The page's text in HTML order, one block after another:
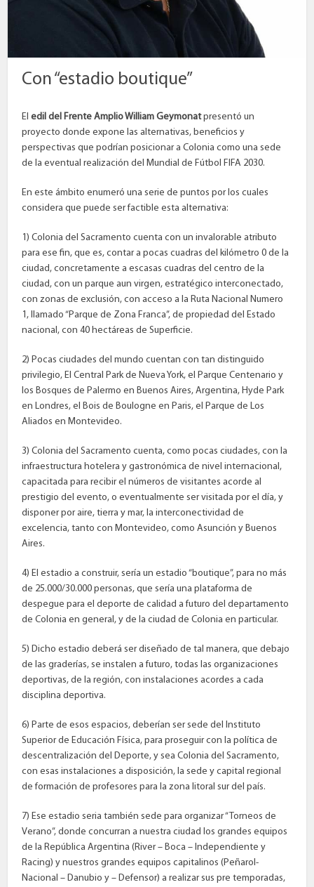
Con “estadio boutique”
Eledil del Frente Amplio William Geymonatpresentó un
proyecto donde expone las alternativas, beneficios y
perspectivas que podrían posicionar a Colonia como una sede
de la eventual realización del Mundial de Fútbol FIFA 2030.
En este ámbito enumeró una serie de puntos por los cuales
considera que puede ser factible esta alternativa:
1) Colonia del Sacramento cuenta con un invalorable atributo
para ese fin, que es, contar a pocas cuadras del kilómetro 0 de la
ciudad, concretamente a escasas cuadras del centro de la
ciudad, con un parque aun virgen, estratégico interconectado,
con zonas de exclusión, con acceso a la Ruta Nacional Numero
1, llamado “Parque de Zona Franca”, de propiedad del Estado
nacional, con 40 hectáreas de Superficie.
2) Pocas ciudades del mundo cuentan con tan distinguido
privilegio, El Central Park de Nueva York, el Parque Centenario y
los Bosques de Palermo en Buenos Aires, Argentina, Hyde Park
en Londres, el Bois de Boulogne en Paris, el Parque de Los
Aliados en Montevideo.
3) Colonia del Sacramento cuenta, como pocas ciudades, con la
infraestructura hotelera y gastronómica de nivel internacional,
capacitada para recibir el números de visitantes acorde al
prestigio del evento, o eventualmente ser visitada por el día, y
disponer por aire, tierra y mar, la interconectividad de
excelencia, tanto con Montevideo, como Asunción y Buenos
Aires.
4) El estadio a construir, sería un estadio “boutique”, para no más
de 25.000/30.000 personas, que sería una plataforma de
despegue para el deporte de calidad a futuro del departamento
de Colonia en general, y de la ciudad de Colonia en particular.
5) Dicho estadio deberá ser diseñado de tal manera, que debajo
de las graderías, se instalen a futuro, todas las organizaciones
deportivas, de la región, con instalaciones acordes a cada
disciplina deportiva.
6) Parte de esos espacios, deberían ser sede del Instituto
Superior de Educación Física, para proseguir con la política de
descentralización del Deporte, y sea Colonia del Sacramento,
con esas instalaciones a disposición, la sede y capital regional
de formación de profesores para la zona litoral sur del país.
7) Ese estadio seria también sede para organizar “Torneos de
Verano”, donde concurran a nuestra ciudad los grandes equipos
de la República Argentina (River – Boca – Independiente y
Racing) y nuestros grandes equipos capitalinos (Peñarol-
Nacional – Danubio y – Defensor) a realizar sus pre temporadas,